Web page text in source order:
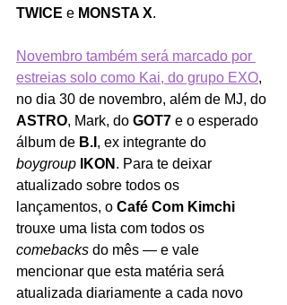
TWICE e MONSTA X.
Novembro também será marcado por
estreias solo como Kai, do grupo EXO,
no dia 30 de novembro, além de MJ, do
ASTRO, Mark, do GOT7 e o esperado
álbum de B.I , ex integrante do
boygroup
IKON . Para te deixar
atualizado sobre todos os
lançamentos, o Café Com Kimchi
trouxe uma lista com todos os
comebacks do mês — e vale
mencionar que esta matéria será
atualizada diariamente a cada novo